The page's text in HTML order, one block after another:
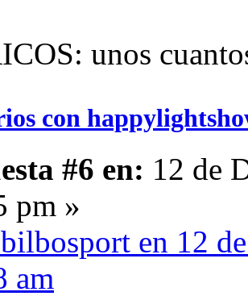
unos
con
#6 en: 12 de
pm »
en 12
am